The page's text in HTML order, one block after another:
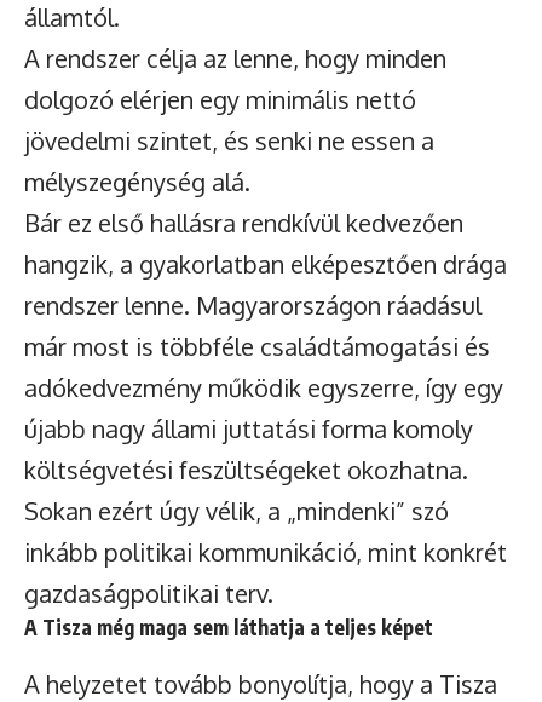
államtól.
A rendszer célja az lenne, hogy minden
dolgozó elérjen egy minimális nettó
jövedelmi szintet, és senki ne essen a
mélyszegénység alá.
Bár ez első hallásra rendkívül kedvezően
hangzik, a gyakorlatban elképesztően drága
rendszer lenne. Magyarországon ráadásul
már most is többféle családtámogatási és
adókedvezmény működik egyszerre, így egy
újabb nagy állami juttatási forma komoly
költségvetési feszültségeket okozhatna.
Sokan ezért úgy vélik, a „mindenki” szó
inkább politikai kommunikáció, mint konkrét
gazdaságpolitikai terv.
A Tisza még maga sem láthatja a teljes képet
A helyzetet tovább bonyolítja, hogy a Tisza